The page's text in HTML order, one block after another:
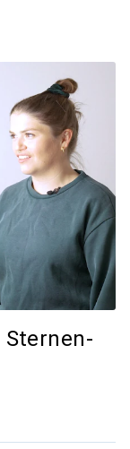
Sternen-